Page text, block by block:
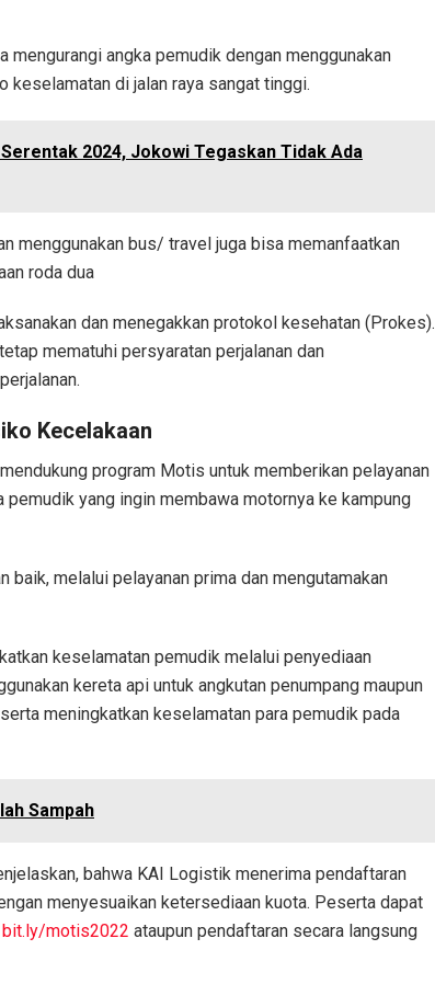
angka pemudik dengan menggunakan
keselamatan di jalan raya sangat tinggi.
2024, Jokowi Tegaskan Tidak Ada
menggunakan bus/ travel juga bisa memanfaatkan
roda dua
dan menegakkan protokol kesehatan (Prokes).
mematuhi persyaratan perjalanan dan
Kecelakaan
program Motis untuk memberikan pelayanan
yang ingin membawa motornya ke kampung
baik, melalui pelayanan prima dan mengutamakan
keselamatan pemudik melalui penyediaan
kereta api untuk angkutan penumpang maupun
meningkatkan keselamatan para pemudik pada
Sampah
bahwa KAI Logistik menerima pendaftaran
menyesuaikan ketersediaan kuota. Peserta dapat
bit.ly/motis2022 ataupun pendaftaran secara langsung